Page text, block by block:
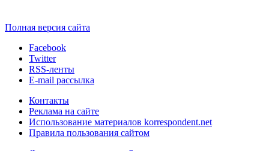
Полная версия сайта
Facebook
Twitter
RSS-ленты
E-mail рассылка
Контакты
Реклама на сайте
Использование материалов korrespondent.net
Правила пользования сайтом